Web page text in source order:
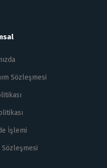
Sözleşmesi
İşlemi
Sözleşmesi